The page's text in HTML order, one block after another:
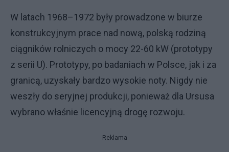
W latach 1968–1972 były prowadzone w biurze
konstrukcyjnym prace nad nową, polską rodziną
ciągników rolniczych o mocy 22-60 kW (prototypy
z serii U). Prototypy, po badaniach w Polsce, jak i za
granicą, uzyskały bardzo wysokie noty. Nigdy nie
weszły do seryjnej produkcji, ponieważ dla Ursusa
wybrano właśnie licencyjną drogę rozwoju.
Reklama